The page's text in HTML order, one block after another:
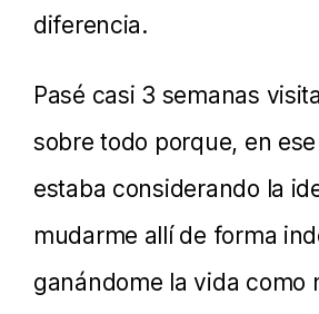
diferencia.
Pasé casi 3 semanas
sobre todo porque, en
estaba considerando la
mudarme allí de forma
ganándome la vida como